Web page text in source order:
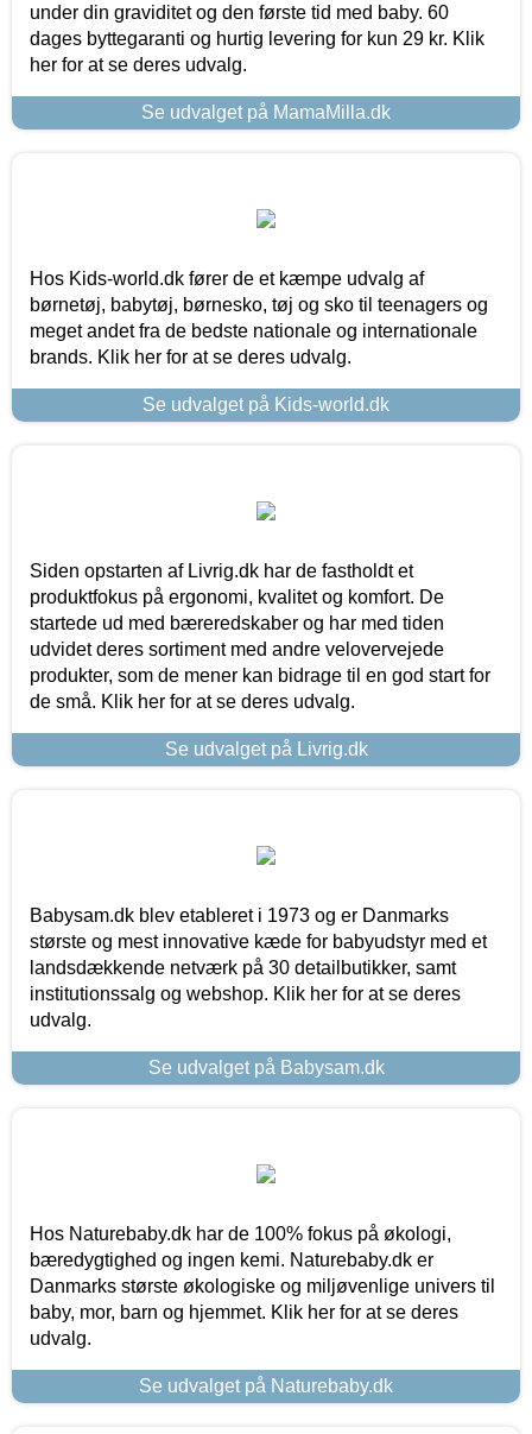
under din graviditet og den første tid med baby. 60
dages byttegaranti og hurtig levering for kun 29 kr. Klik
her for at se deres udvalg.
Se udvalget på MamaMilla.dk
Hos Kids-world.dk fører de et kæmpe udvalg af
børnetøj, babytøj, børnesko, tøj og sko til teenagers og
meget andet fra de bedste nationale og internationale
brands. Klik her for at se deres udvalg.
Se udvalget på Kids-world.dk
Siden opstarten af Livrig.dk har de fastholdt et
produktfokus på ergonomi, kvalitet og komfort. De
startede ud med bæreredskaber og har med tiden
udvidet deres sortiment med andre velovervejede
produkter, som de mener kan bidrage til en god start for
de små. Klik her for at se deres udvalg.
Se udvalget på Livrig.dk
Babysam.dk blev etableret i 1973 og er Danmarks
største og mest innovative kæde for babyudstyr med et
landsdækkende netværk på 30 detailbutikker, samt
institutionssalg og webshop. Klik her for at se deres
udvalg.
Se udvalget på Babysam.dk
Hos Naturebaby.dk har de 100% fokus på økologi,
bæredygtighed og ingen kemi. Naturebaby.dk er
Danmarks største økologiske og miljøvenlige univers til
baby, mor, barn og hjemmet. Klik her for at se deres
udvalg.
Se udvalget på Naturebaby.dk